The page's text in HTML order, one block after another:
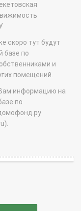
скоро тут будут
базе по
и
помещений.
информацию на
по